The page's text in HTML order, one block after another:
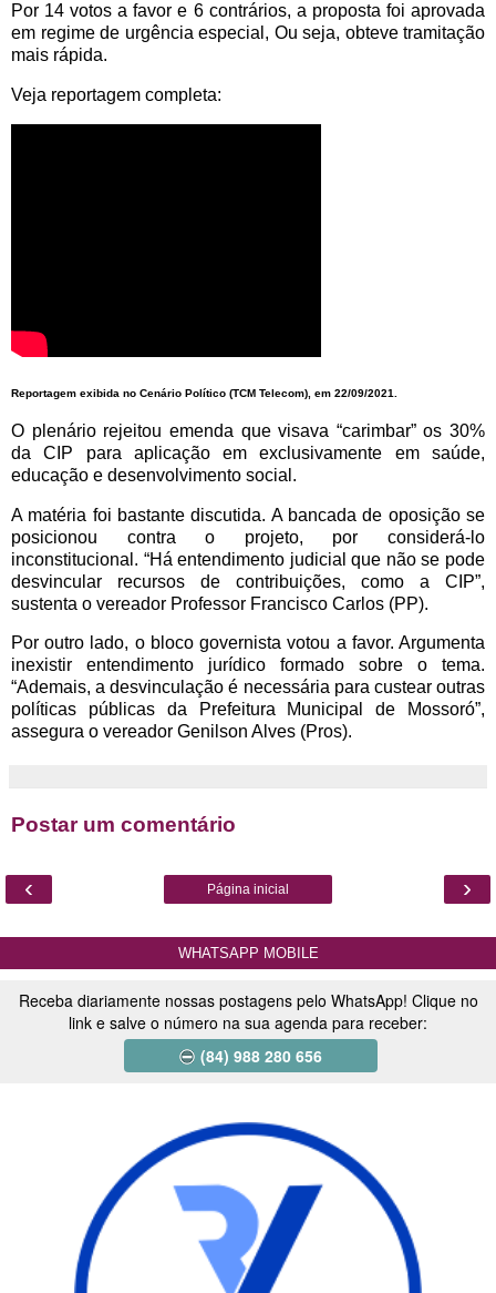
Por 14 votos a favor e 6 contrários, a proposta foi aprovada
em regime de urgência especial, Ou seja, obteve tramitação
mais rápida.
Veja reportagem completa:
Reportagem exibida no Cenário Político (TCM Telecom), em 22/09/2021.
O plenário rejeitou emenda que visava “carimbar” os 30%
da CIP para aplicação em exclusivamente em saúde,
educação e desenvolvimento social.
A matéria foi bastante discutida. A bancada de oposição se
posicionou contra o projeto, por considerá-lo
inconstitucional. “Há entendimento judicial que não se pode
desvincular recursos de contribuições, como a CIP”,
sustenta o vereador Professor Francisco Carlos (PP).
Por outro lado, o bloco governista votou a favor. Argumenta
inexistir entendimento jurídico formado sobre o tema.
“Ademais, a desvinculação é necessária para custear outras
políticas públicas da Prefeitura Municipal de Mossoró”,
assegura o vereador Genilson Alves (Pros).
Postar um comentário
‹ ›
Página inicial
WHATSAPP MOBILE
Receba diariamente nossas postagens pelo WhatsApp! Clique no
link e salve o número na sua agenda para receber:
(84) 988 280 656